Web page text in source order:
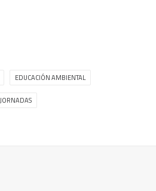
EDUCACIÓN AMBIENTAL
JORNADAS